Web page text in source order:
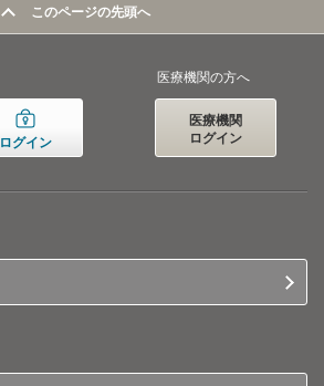
このページの先頭へ
ログイン
医療機関の方へ
医療機関
ログイン